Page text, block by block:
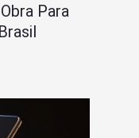
Para